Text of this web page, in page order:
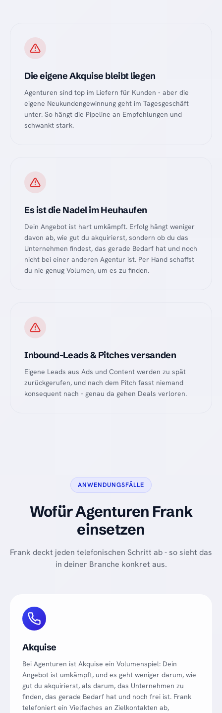
Die eigene Akquise bleibt liegen
Agenturen sind top im Liefern für Kunden - aber die
eigene Neukundengewinnung geht im Tagesgeschäft
unter. So hängt die Pipeline an Empfehlungen und
schwankt stark.
Es ist die Nadel im Heuhaufen
Dein Angebot ist hart umkämpft. Erfolg hängt weniger
davon ab, wie gut du akquirierst, sondern ob du das
Unternehmen findest, das gerade Bedarf hat und noch
nicht bei einer anderen Agentur ist. Per Hand schaffst
du nie genug Volumen, um es zu finden.
Inbound-Leads & Pitches versanden
Eigene Leads aus Ads und Content werden zu spät
zurückgerufen, und nach dem Pitch fasst niemand
konsequent nach - genau da gehen Deals verloren.
ANWENDUNGSFÄLLE
Wofür Agenturen Frank
einsetzen
Frank deckt jeden telefonischen Schritt ab - so sieht das
in deiner Branche konkret aus.
Akquise
Bei Agenturen ist Akquise ein Volumenspiel: Dein
Angebot ist umkämpft, und es geht weniger darum, wie
gut du akquirierst, als darum, das Unternehmen zu
finden, das gerade Bedarf hat und noch frei ist. Frank
telefoniert ein Vielfaches an Zielkontakten ab,